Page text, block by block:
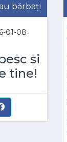
bărbați
01-08
si
tine!